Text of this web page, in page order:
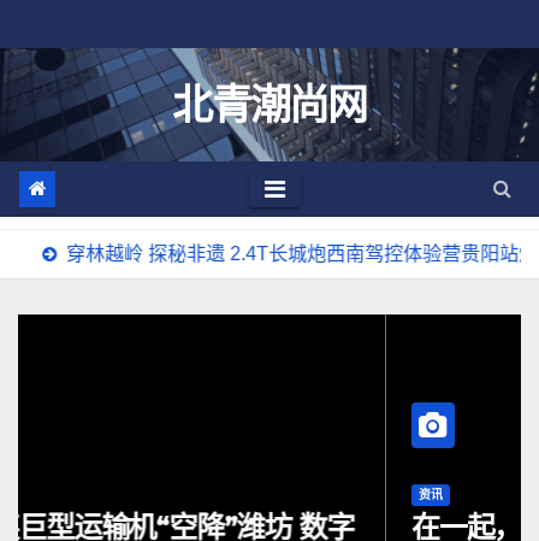
至
北青潮尚网
探秘非遗 2.4T长城炮西南驾控体验营贵阳站燃擎启动
在一起，才是中国皮卡力量！长城炮